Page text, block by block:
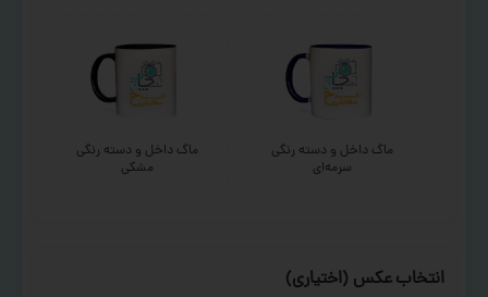
ماگ داخل و دسته رنگی
سرمه‌ای
ماگ داخل و دسته رنگی
مشکی
انتخاب عکس (اختیاری)